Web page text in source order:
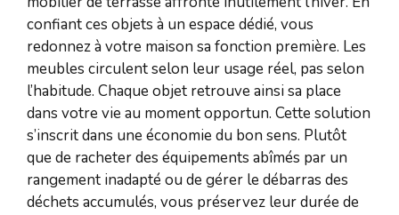
confiant ces objets à un espace dédié, vous
redonnez à votre maison sa fonction première. Les
meubles circulent selon leur usage réel, pas selon
l’habitude. Chaque objet retrouve ainsi sa place
dans votre vie au moment opportun. Cette solution
s’inscrit dans une économie du bon sens. Plutôt
que de racheter des équipements abîmés par un
rangement inadapté ou de gérer le débarras des
déchets accumulés, vous préservez leur durée de